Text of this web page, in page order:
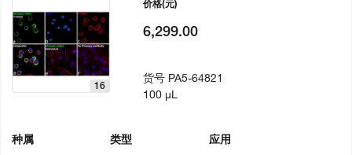
16
种属 类型 应用
价格(元)
6,299.00
货号 PA5-64821
100 µL